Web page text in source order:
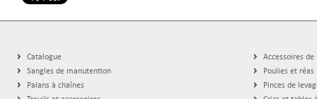
Catalogue
Sangles de manutention
Palans à chaînes
Accessoires de
Poulies et réas
Pinces de